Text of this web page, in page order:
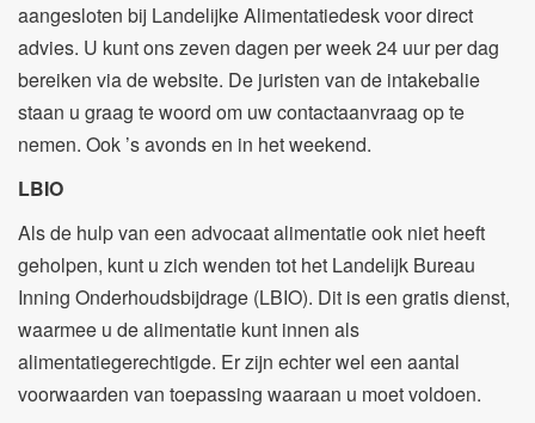
aangesloten bij Landelijke Alimentatiedesk voor direct
advies. U kunt ons zeven dagen per week 24 uur per dag
bereiken via de website. De juristen van de intakebalie
staan u graag te woord om uw contactaanvraag op te
nemen. Ook ’s avonds en in het weekend.
LBIO
Als de hulp van een advocaat alimentatie ook niet heeft
geholpen, kunt u zich wenden tot het Landelijk Bureau
Inning Onderhoudsbijdrage (LBIO). Dit is een gratis dienst,
waarmee u de alimentatie kunt innen als
alimentatiegerechtigde. Er zijn echter wel een aantal
voorwaarden van toepassing waaraan u moet voldoen.